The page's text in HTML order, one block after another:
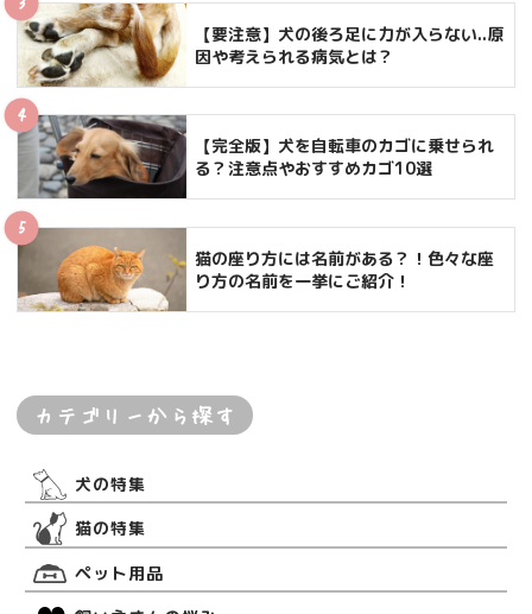
【要注意】犬の後ろ足に力が入らない..原
因や考えられる病気とは？
【完全版】犬を自転車のカゴに乗せられ
る？注意点やおすすめカゴ10選
猫の座り方には名前がある？！色々な座
り方の名前を一挙にご紹介！
カテゴリーから探す
犬の特集
猫の特集
ペット用品